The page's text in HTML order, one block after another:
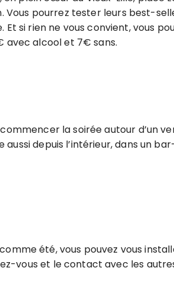
Vous pourrez tester leurs best-
si rien ne vous convient, vous
avec alcool et 7€ sans.
la soirée autour d’un
depuis l’intérieur, dans un
été, vous pouvez vous
vous et le contact avec les